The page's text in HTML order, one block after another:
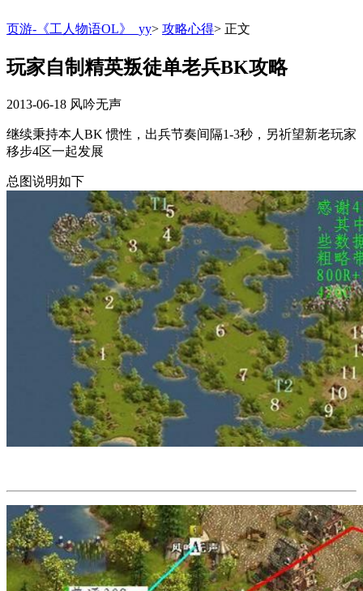
页游-《工人物语OL》_yy> 攻略心得> 正文
玩家自制精英叛徒单老兵BK攻略
2013-06-18 风吟无声
继续秉持本人BK 惯性，出兵节奏间隔1-3秒，另祈望新老玩家
移步4区一起发展
总图说明如下